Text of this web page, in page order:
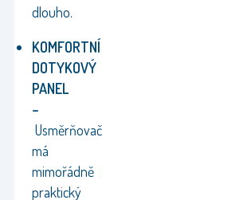
dlouho.
KOMFORTNÍ
DOTYKOVÝ
PANEL
–
Usměrňovač
má
mimořádně
praktický